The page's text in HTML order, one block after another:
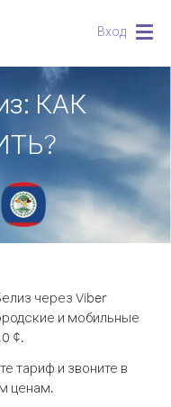
Вход
КАК
через Viber
и мобильные
¢.
тариф и звоните в
ценам.